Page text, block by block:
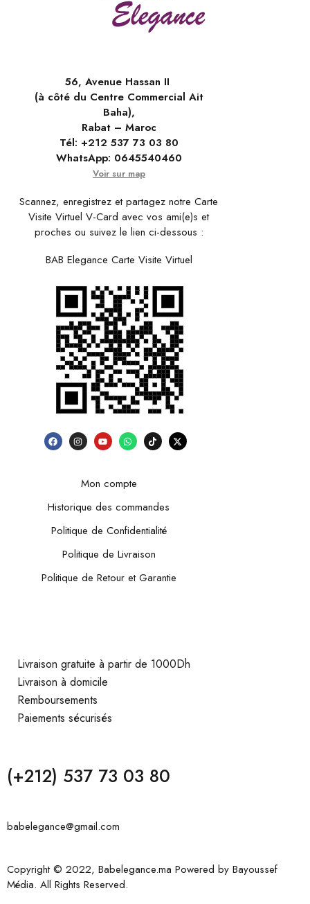
56, Avenue Hassan II
(à côté du Centre Commercial Ait
Baha),
Rabat – Maroc
Tél: +212 537 73 03 80
WhatsApp: 0645540460
Voir sur map
Scannez, enregistrez et partagez notre Carte
Visite Virtuel V-Card avec vos ami(e)s et
proches ou suivez le lien ci-dessous :
BAB Elegance Carte Visite Virtuel
Mon compte
Historique des commandes
Politique de Confidentialité
Politique de Livraison
Politique de Retour et Garantie
Livraison gratuite à partir de 1000Dh
Livraison à domicile
Remboursements
Paiements sécurisés
(+212) 537 73 03 80
babelegance@gmail.com
Copyright © 2022, Babelegance.ma Powered by Bayoussef
Média. All Rights Reserved.